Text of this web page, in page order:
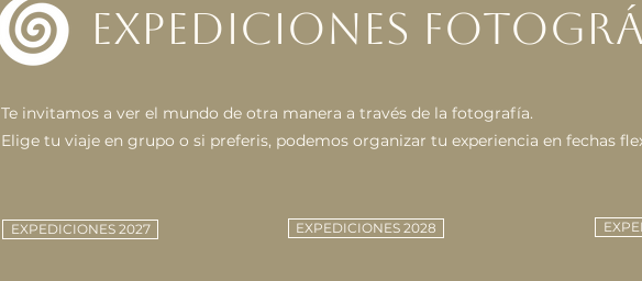
EXPEDICIONES
Te invitamos a ver el mundo de otra manera a través de la fotografía.
Elige tu viaje en grupo o si preferis, podemos organizar tu experiencia en fechas
EXPEDICIONES 2027 EXPEDICIONES 2028